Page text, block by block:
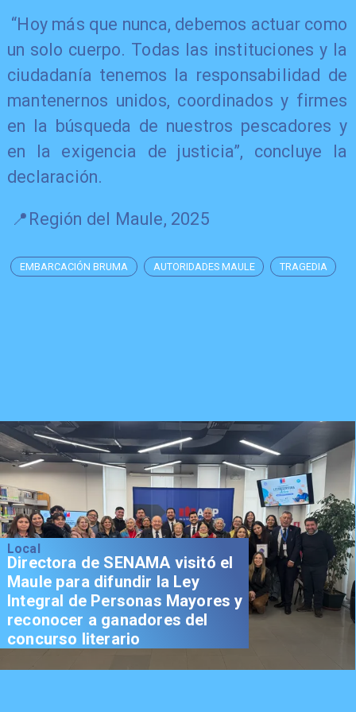
“Hoy más que nunca, debemos actuar como
un solo cuerpo. Todas las instituciones y la
ciudadanía tenemos la responsabilidad de
mantenernos unidos, coordinados y firmes
en la búsqueda de nuestros pescadores y
en la exigencia de justicia”, concluye la
declaración.
📍Región del Maule, 2025
EMBARCACIÓN BRUMA AUTORIDADES MAULE TRAGEDIA
Local
Directora de SENAMA visitó el
Maule para difundir la Ley
Integral de Personas Mayores y
reconocer a ganadores del
concurso literario